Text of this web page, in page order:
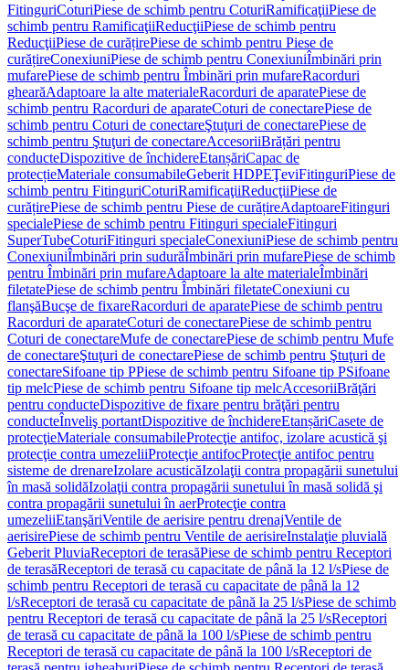
FitinguriCoturiPiese de schimb pentru CoturiRamificaţiiPiese de
schimb pentru RamificaţiiReducţiiPiese de schimb pentru
ReducţiiPiese de curățirePiese de schimb pentru Piese de
curățireConexiuniPiese de schimb pentru ConexiuniÎmbinări prin
mufarePiese de schimb pentru Îmbinări prin mufareRacorduri
ghearăAdaptoare la alte materialeRacorduri de aparatePiese de
schimb pentru Racorduri de aparateCoturi de conectarePiese de
schimb pentru Coturi de conectareŞtuţuri de conectarePiese de
schimb pentru Ştuţuri de conectareAccesoriiBrățări pentru
conducteDispozitive de închidereEtanșăriCapac de
protecțieMateriale consumabileGeberit HDPEŢeviFitinguriPiese de
schimb pentru FitinguriCoturiRamificaţiiReducţiiPiese de
curățirePiese de schimb pentru Piese de curățireAdaptoareFitinguri
specialePiese de schimb pentru Fitinguri specialeFitinguri
SuperTubeCoturiFitinguri specialeConexiuniPiese de schimb pentru
ConexiuniÎmbinări prin sudurăÎmbinări prin mufarePiese de schimb
pentru Îmbinări prin mufareAdaptoare la alte materialeÎmbinări
filetatePiese de schimb pentru Îmbinări filetateConexiuni cu
flanşăBucşe de fixareRacorduri de aparatePiese de schimb pentru
Racorduri de aparateCoturi de conectarePiese de schimb pentru
Coturi de conectareMufe de conectarePiese de schimb pentru Mufe
de conectareŞtuţuri de conectarePiese de schimb pentru Ştuţuri de
conectareSifoane tip PPiese de schimb pentru Sifoane tip PSifoane
tip melcPiese de schimb pentru Sifoane tip melcAccesoriiBrăţări
pentru conducteDispozitive de fixare pentru brăţări pentru
conducteÎnveliş portantDispozitive de închidereEtanșăriCasete de
protecţieMateriale consumabileProtecţie antifoc, izolare acustică şi
protecţie contra umezeliiProtecţie antifocProtecţie antifoc pentru
sisteme de drenareIzolare acusticăIzolaţii contra propagării sunetului
în masă solidăIzolaţii contra propagării sunetului în masă solidă şi
contra propagării sunetului în aerProtecţie contra
umezeliiEtanşăriVentile de aerisire pentru drenajVentile de
aerisirePiese de schimb pentru Ventile de aerisireInstalaţie pluvială
Geberit PluviaReceptori de terasăPiese de schimb pentru Receptori
de terasăReceptori de terasă cu capacitate de până la 12 l/sPiese de
schimb pentru Receptori de terasă cu capacitate de până la 12
l/sReceptori de terasă cu capacitate de până la 25 l/sPiese de schimb
pentru Receptori de terasă cu capacitate de până la 25 l/sReceptori
de terasă cu capacitate de până la 100 l/sPiese de schimb pentru
Receptori de terasă cu capacitate de până la 100 l/sReceptori de